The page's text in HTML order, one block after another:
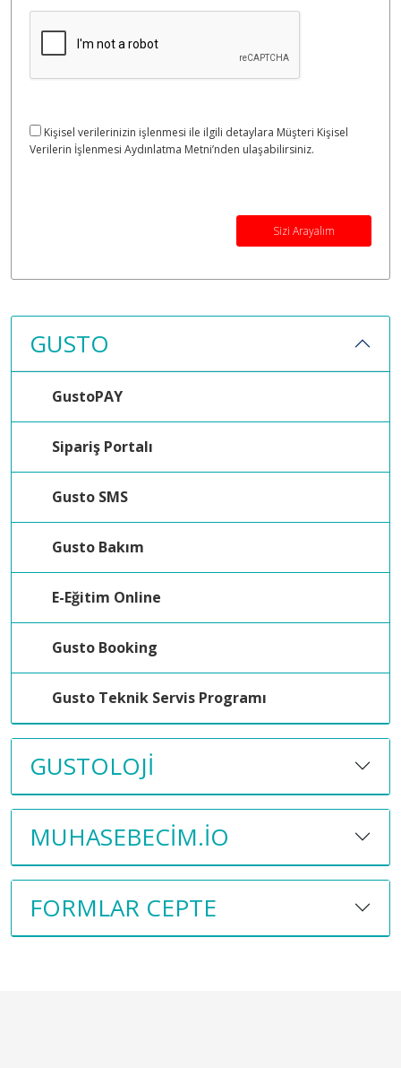
Kişisel verilerinizin işlenmesi ile ilgili detaylara Müşteri Kişisel
Verilerin İşlenmesi Aydınlatma Metni’nden ulaşabilirsiniz.
Sizi Arayalım
GUSTO
GustoPAY
Sipariş Portalı
Gusto SMS
Gusto Bakım
E-Eğitim Online
Gusto Booking
Gusto Teknik Servis Programı
GUSTOLOJI
MUHASEBECIM.IO
FORMLAR CEPTE